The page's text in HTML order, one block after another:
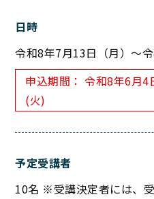
日時
令和8年7月13日（月）～
申込期間： 令和8年6月
(火)
予定受講者
10名 ※受講決定者には、